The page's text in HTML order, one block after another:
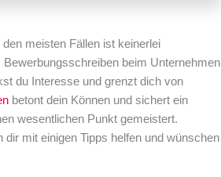
meisten Fällen ist keinerlei
beim Unternehmen
du Interesse und grenzt dich von
betont dein Können und sichert ein
wesentlichen Punkt gemeistert.
mit einigen Tipps helfen und wünschen